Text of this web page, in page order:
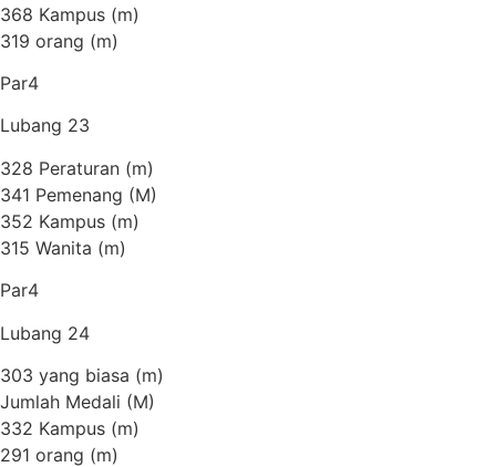
368 Kampus (m)
319 orang (m)
Par4
Lubang 23
328 Peraturan (m)
341 Pemenang (M)
352 Kampus (m)
315 Wanita (m)
Par4
Lubang 24
303 yang biasa (m)
Jumlah Medali (M)
332 Kampus (m)
291 orang (m)